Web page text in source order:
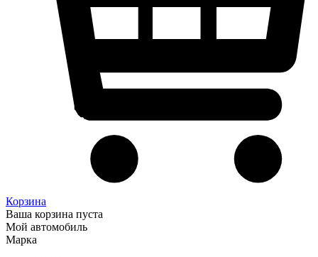
Корзина
Ваша корзина пуста
Мой автомобиль
Марка